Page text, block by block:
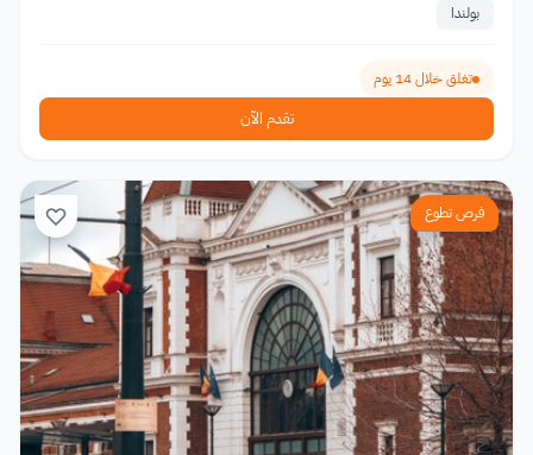
بولندا
تغلق خلال 14 يوم
تقدم الآن
فرص تطوع